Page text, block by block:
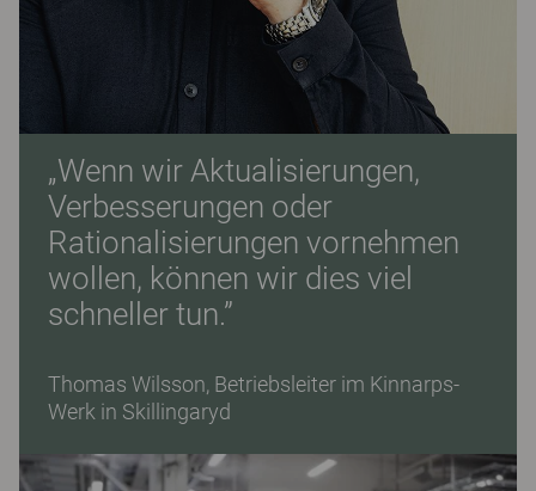
„Wenn wir Aktualisierungen,
Verbesserungen oder
Rationalisierungen vornehmen
wollen, können wir dies viel
schneller tun.”
Thomas Wilsson, Betriebsleiter im Kinnarps-
Werk in Skillingaryd